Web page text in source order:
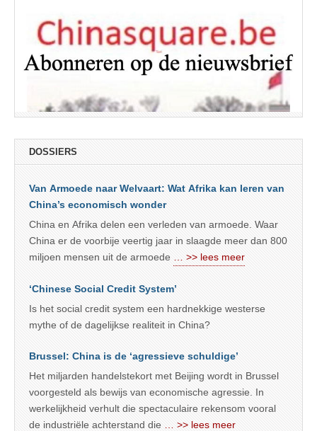
DOSSIERS
Van Armoede naar Welvaart: Wat Afrika kan leren van
China’s economisch wonder
China en Afrika delen een verleden van armoede. Waar
China er de voorbije veertig jaar in slaagde meer dan 800
miljoen mensen uit de armoede
… >> lees meer
‘Chinese Social Credit System’
Is het social credit system een hardnekkige westerse
mythe of de dagelijkse realiteit in China?
Brussel: China is de ‘agressieve schuldige’
Het miljarden handelstekort met Beijing wordt in Brussel
voorgesteld als bewijs van economische agressie. In
werkelijkheid verhult die spectaculaire rekensom vooral
de industriële achterstand die
… >> lees meer